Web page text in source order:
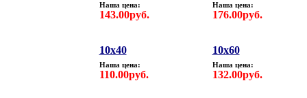
Наша цена:
143.00руб.
Наша цена:
176.00руб.
10х40
Наша цена:
110.00руб.
10х60
Наша цена:
132.00руб.